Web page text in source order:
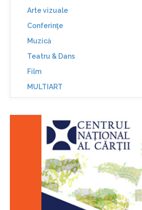
Arte vizuale
Conferinţe
Muzică
Teatru & Dans
Film
MULTIART